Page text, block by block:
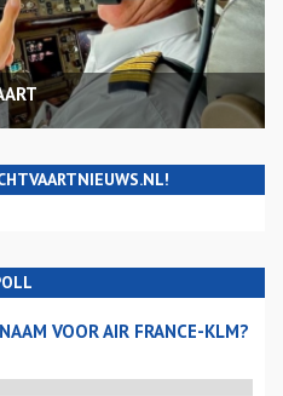
VOOR AIR FRANCE-KLM?